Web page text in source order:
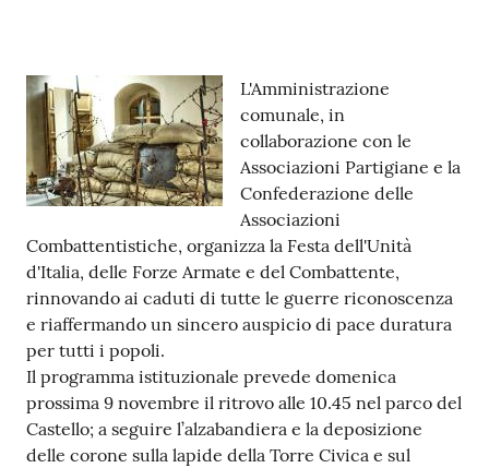
t
e
Tutti
argomenti...
Seguici
su
Contenuto
L'Amministrazione
comunale, in
collaborazione con le
Associazioni Partigiane e la
Confederazione delle
Associazioni
Combattentistiche, organizza la Festa dell'Unità
d'Italia, delle Forze Armate e del Combattente,
rinnovando ai caduti di tutte le guerre riconoscenza
e riaffermando un sincero auspicio di pace duratura
per tutti i popoli.
Il programma istituzionale prevede domenica
prossima 9 novembre il ritrovo alle 10.45 nel parco del
Castello; a seguire l’alzabandiera e la deposizione
delle corone sulla lapide della Torre Civica e sul